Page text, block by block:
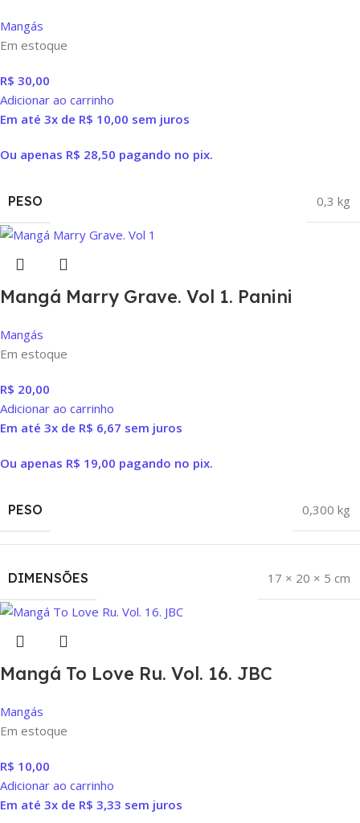
Mangás
Em estoque
R$ 30,00
Adicionar ao carrinho
Em até 3x de R$ 10,00 sem juros
Ou apenas R$ 28,50 pagando no pix.
PESO 0,3 kg
Mangá Marry Grave. Vol 1. Panini
Mangás
Em estoque
R$ 20,00
Adicionar ao carrinho
Em até 3x de R$ 6,67 sem juros
Ou apenas R$ 19,00 pagando no pix.
PESO 0,300 kg
DIMENSÕES 17 × 20 × 5 cm
Mangá To Love Ru. Vol. 16. JBC
Mangás
Em estoque
R$ 10,00
Adicionar ao carrinho
Em até 3x de R$ 3,33 sem juros